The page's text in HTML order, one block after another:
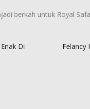
berkah untuk Royal
Di
Felancy